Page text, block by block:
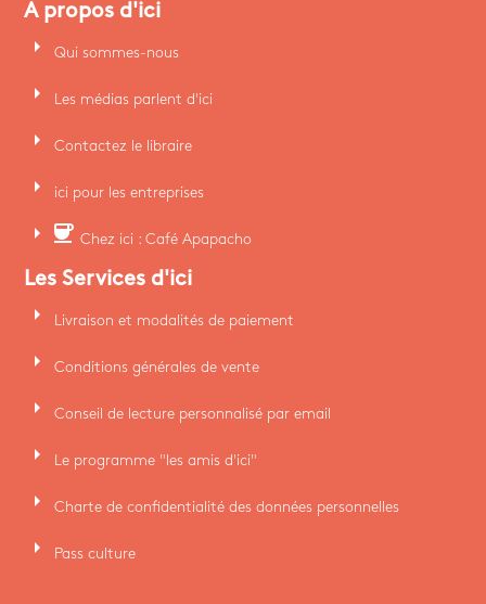
A propos d'ici
arrow_right Qui sommes-nous
arrow_right Les médias parlent d'ici
arrow_right Contactez le libraire
arrow_right ici pour les entreprises
arrow_right coffee Chez ici : Café Apapacho
Les Services d'ici
arrow_right Livraison et modalités de paiement
arrow_right Conditions générales de vente
arrow_right Conseil de lecture personnalisé par email
arrow_right Le programme "les amis d'ici"
arrow_right Charte de confidentialité des données personnelles
arrow_right Pass culture